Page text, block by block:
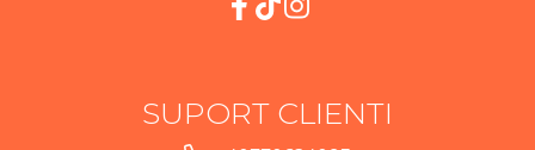
SUPORT CLIENTI